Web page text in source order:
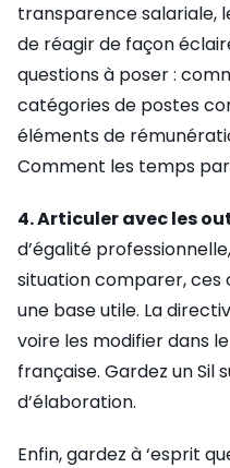
transparence salariale,
de réagir de façon
questions à poser :
catégories de postes
éléments de
Comment les temps
4. Articuler avec les
d’égalité
situation comparer, ces
une base utile. La
voire les modifier dans
française. Gardez un Sil
d’élaboration.
Enfin, gardez à ‘esprit